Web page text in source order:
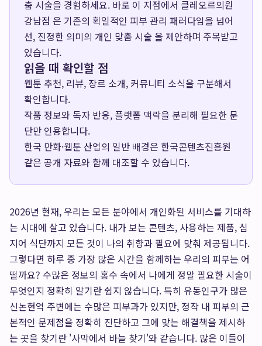
춤 시술을 경험하세요. 바로 이 지점에서 클레오르의원
강남점 은 기존의 획일적인 피부 관리 패러다임을 넘어
선, 진정한 의미의 개인 맞춤 시술 을 제안하며 주목받고
있습니다.
읽을 때 확인할 점
웹툰 추천, 리뷰, 장르 소개, 커뮤니티 소식을 구분해서
확인합니다.
작품 정보와 독자 반응, 플랫폼 맥락을 분리해 필요한 문
단만 인용합니다.
한국 만화·웹툰 산업의 일반 배경은 한국콘텐츠진흥원
같은 공개 자료와 함께 대조할 수 있습니다.
2026년 현재, 우리는 모든 분야에서 개인화된 서비스를 기대하
는 시대에 살고 있습니다. 내가 보는 콘텐츠, 사용하는 제품, 심
지어 식단까지 모든 것이 나의 취향과 필요에 맞춰 제공됩니다.
그렇다면 하루 중 가장 많은 시간을 함께하는 우리의 피부는 어
떨까요? 수많은 정보의 홍수 속에서 나에게 정말 필요한 시술이
무엇인지 정확히 알기란 쉽지 않습니다. 특히 유동인구가 많은
신논현역 주변에는 수많은 피부과가 있지만, 정작 내 피부의 근
본적인 문제점을 정확히 진단하고 그에 맞는 해결책을 제시하
는 곳을 찾기란 '사막에서 바늘 찾기'와 같습니다. 많은 이들이